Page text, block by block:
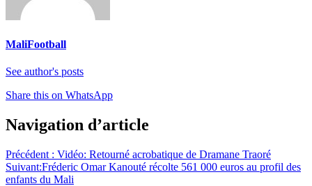
MaliFootball
See author's posts
Share this on WhatsApp
Navigation d’article
Précédent : Vidéo: Retourné acrobatique de Dramane Traoré
Suivant:Fréderic Omar Kanouté récolte 561 000 euros au profil des
enfants du Mali